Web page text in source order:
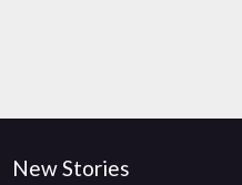
New Stories